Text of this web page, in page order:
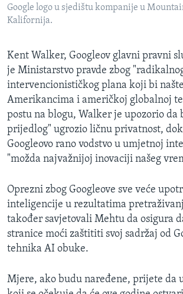
Google logo u sjedištu kompanije u
Kalifornija.
Kent Walker, Googleov glavni pravni
je Ministarstvo pravde zbog
intervencionističkog plana koji bi
Amerikancima i američkoj globalnoj
postu na blogu, Walker je upozorio da
prijedlog" ugrozio ličnu privatnost,
Googleovo rano vodstvo u umjetnoj
"možda najvažnijoj inovaciji našeg
Oprezni zbog Googleove sve veće
inteligencije u rezultatima
također savjetovali Mehtu da osigura
stranice moći zaštititi svoj sadržaj od
tehnika AI obuke.
Mjere, ako budu naređene, prijete da